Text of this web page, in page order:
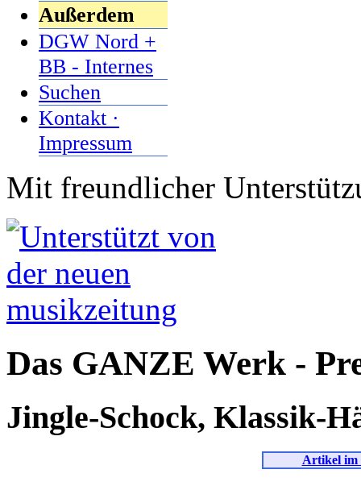
Außerdem
DGW Nord +
BB - Internes
Suchen
Kontakt ·
Impressum
Mit freundlicher
Das GANZE Werk -
Jingle-Schock, Klassik-
Artikel im